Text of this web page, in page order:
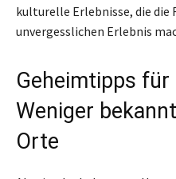
kulturelle Erlebnisse, die die
unvergesslichen Erlebnis
Geheimtipps für
Weniger
Orte